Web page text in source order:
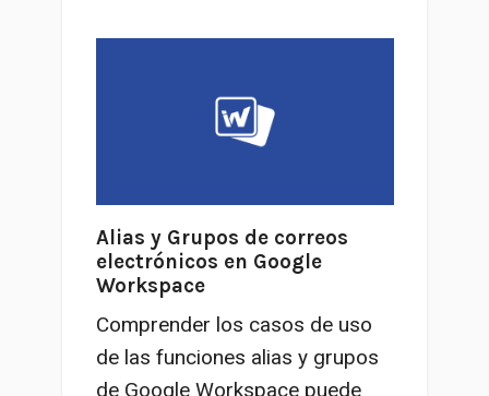
Alias y Grupos de correos
electrónicos en Google
Workspace
Comprender los casos de uso
de las funciones alias y grupos
de Google Workspace puede